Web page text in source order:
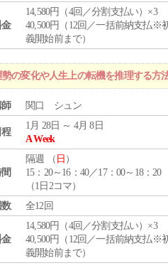
14,580円（4回／分割支払い）×3
40,500円（12回／一括前納支払※
義開始前まで）
の変化や人生上の転機を推理する方
関口 シュン
程
1月 28日 ～ 4月 8日
A Week
隔週 （ 日 ）
15：20～16：40／17：00～18：20
（1日2コマ）
数
全12回
14,580円（4回／分割支払い）×3
40,500円（12回／一括前納支払※
義開始前まで）